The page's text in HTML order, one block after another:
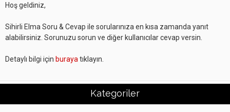
Hoş geldiniz,
Sihirli Elma Soru & Cevap ile sorularınıza en kısa zamanda yanıt
alabilirsiniz. Sorunuzu sorun ve diğer kullanıcılar cevap versin.
Detaylı bilgi için buraya tıklayın.
Kategoriler